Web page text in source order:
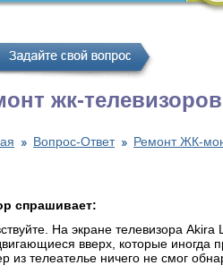
жк-
Вопрос-Ответ Ремонт ЖК-
спрашивает:
На экране телевизора Akira
вверх, которые иногда
из телеателье ничего не смог